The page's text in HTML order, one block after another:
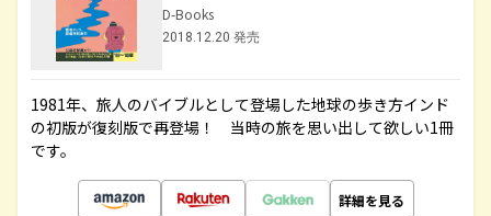
D-Books
2018.12.20 発売
1981年、旅人のバイブルとして登場した地球の歩き方インド
の初版が復刻版で再登場！ 当時の旅を思い出して欲しい1冊
です。
詳細を見る